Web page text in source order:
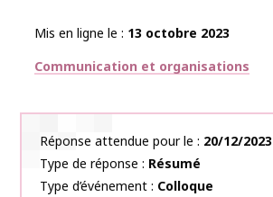
Mis en ligne le
13 octobre 2023
Thématiques
Communication et organisations
Réponse attendue pour le
20/12/2023
Type de réponse
Résumé
Type d’événement
Colloque